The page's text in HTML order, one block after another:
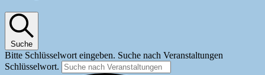
April
2023
Suche
Bitte Schlüsselwort eingeben. Suche nach Veranstaltungen
Schlüsselwort.